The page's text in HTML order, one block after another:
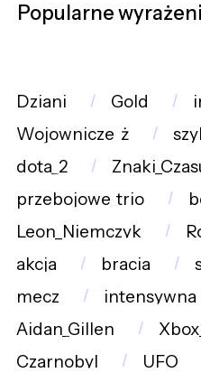
Popularne
Dziani Gold
Wojownicze_ż
dota_2
przebojowe_trio
Leon_Niemczyk
akcja
bracia
mecz
intensywna
Aidan_Gillen
Czarnobyl
UFO